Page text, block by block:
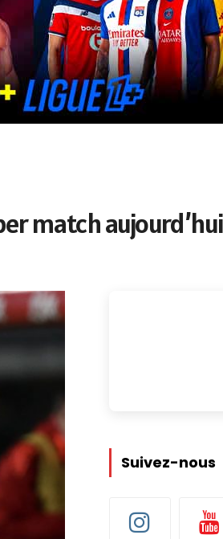
match
Suivez-nous